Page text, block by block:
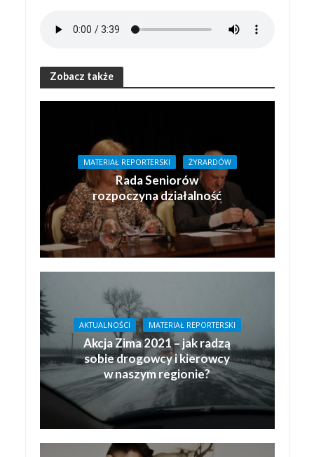
Zobacz także
MATERIAŁ REPORTERSKI ŻYRARDÓW
Rada Seniorów
rozpoczyna działalność
AKTUALNOŚCI MATERIAŁ REPORTERSKI
Akcja Zima 2021 – jak radzą
sobie drogowcy i kierowcy
w naszym regionie?